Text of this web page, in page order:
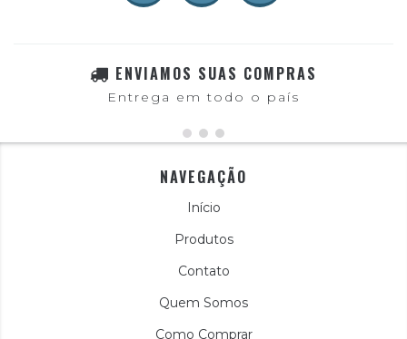
ENVIAMOS SUAS COMPRAS
Entrega em todo o país
NAVEGAÇÃO
Início
Produtos
Contato
Quem Somos
Como Comprar